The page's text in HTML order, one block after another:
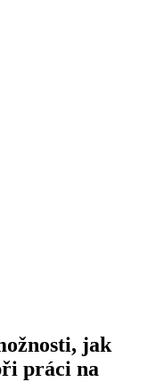
jak
práci na